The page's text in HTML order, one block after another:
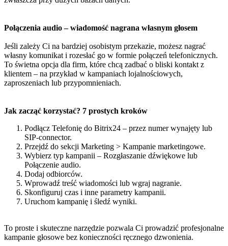
Połączenia audio – wiadomość nagrana własnym głosem
Jeśli zależy Ci na bardziej osobistym przekazie, możesz nagrać
własny komunikat i rozesłać go w formie połączeń telefonicznych.
To świetna opcja dla firm, które chcą zadbać o bliski kontakt z
klientem – na przykład w kampaniach lojalnościowych,
zaproszeniach lub przypomnieniach.
Jak zacząć korzystać? 7 prostych kroków
Podłącz Telefonię do Bitrix24 – przez numer wynajęty lub
SIP-connector.
Przejdź do sekcji Marketing > Kampanie marketingowe.
Wybierz typ kampanii – Rozgłaszanie dźwiękowe lub
Połączenie audio.
Dodaj odbiorców.
Wprowadź treść wiadomości lub wgraj nagranie.
Skonfiguruj czas i inne parametry kampanii.
Uruchom kampanię i śledź wyniki.
To proste i skuteczne narzędzie pozwala Ci prowadzić profesjonalne
kampanie głosowe bez konieczności ręcznego dzwonienia.